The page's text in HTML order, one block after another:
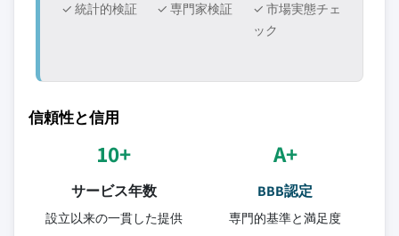
✓ 統計的検証
✓ 専門家検証
✓ 市場実態チェ
ック
信頼性と信用
10+
サービス年数
設立以来の一貫した提供
A+
BBB認定
専門的基準と満足度